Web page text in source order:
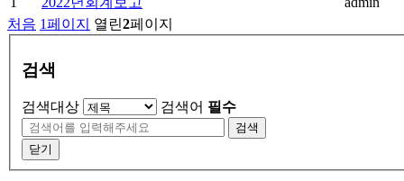
처음 1페이지 열린2페이지
검색
검색대상 검색어 필수
검색
닫기